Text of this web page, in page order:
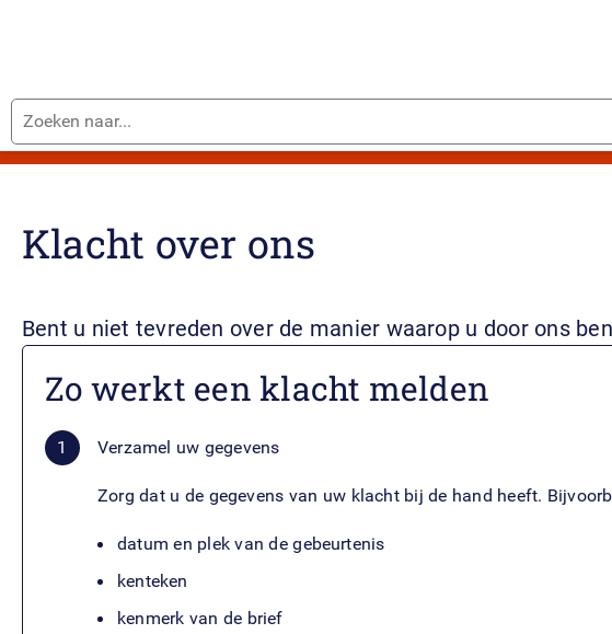
Zoeken
naar...Home
Klacht over ons
Bent u niet tevreden over de manier waarop u door ons
Zo werkt een klacht melden
Verzamel uw gegevens
Zorg dat u de gegevens van uw klacht bij de hand heeft.
datum en plek van de gebeurtenis
kenteken
kenmerk van de brief